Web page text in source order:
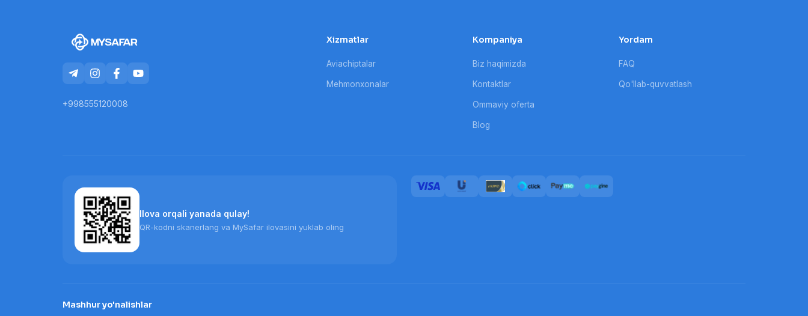
+998555120008
Xizmatlar
Aviachiptalar
Mehmonxonalar
Kompaniya
Biz haqimizda
Kontaktlar
Ommaviy oferta
Blog
Yordam
FAQ
Qo'llab-quvvatlash
Ilova orqali yanada qulay!
QR-kodni skanerlang va MySafar ilovasini yuklab oling
Mashhur yo'nalishlar